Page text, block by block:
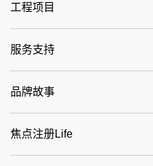
工程项目
服务支持
品牌故事
焦点注册Life